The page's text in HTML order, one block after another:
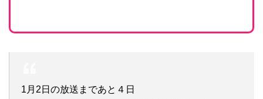
1月2日の放送まであと４日